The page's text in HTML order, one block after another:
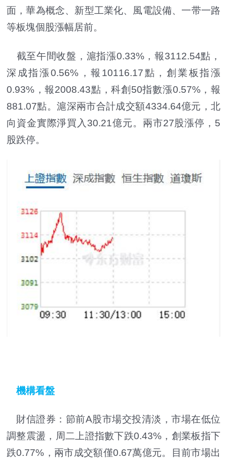
面，華為概念、新型工業化、風電設備、一带一路
等板塊個股漲幅居前。
截至午間收盤，滬指漲0.33%，報3112.54點，
深成指漲0.56%，報10116.17點，創業板指漲
0.93%，報2008.43點，科創50指數漲0.57%，報
881.07點。滬深兩市合計成交額4334.64億元，北
向資金實際淨買入30.21億元。兩市27股漲停，5
股跌停。
機構看盤
財信證券：節前A股市場交投清淡，市場在低位
調整震盪，周二上證指數下跌0.43%，創業板指下
跌0.77%，兩市成交額僅0.67萬億元。目前市場出